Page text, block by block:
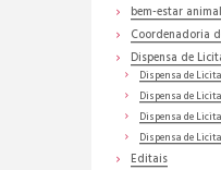
bem-estar animal
Coordenadoria
Dispensa de
Dispensa de
Dispensa de
Dispensa de
Dispensa de
Editais